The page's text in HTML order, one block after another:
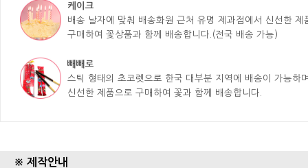
케이크
배송 날자에 맞춰 배송화원 근처 유명 제과점에서 신선한 제
구매하여 꽃상품과 함께 배송합니다.(전국 배송 가능)
빼빼로
스틱 형태의 초코렛으로 한국 대부분 지역에 배송이 가능하
신선한 제품으로 구매하여 꽃과 함께 배송합니다.
※ 제작안내